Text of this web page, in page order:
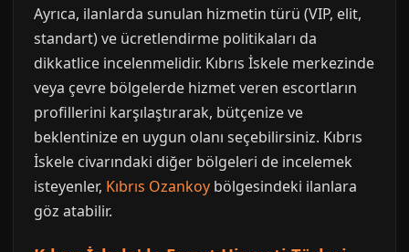
Ayrıca, ilanlarda sunulan hizmetin türü (VIP, elit,
standart) ve ücretlendirme politikaları da
dikkatlice incelenmelidir. Kıbrıs İskele merkezinde
veya çevre bölgelerde hizmet veren escortların
profillerini karşılaştırarak, bütçenize ve
beklentinize en uygun olanı seçebilirsiniz. Kıbrıs
İskele civarındaki diğer bölgeleri de incelemek
isteyenler, Kıbrıs Ozankoy bölgesindeki ilanlara
göz atabilir.